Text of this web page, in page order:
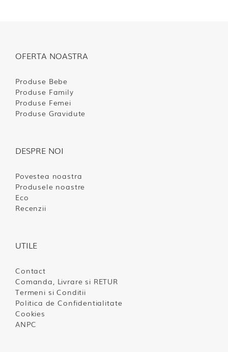
OFERTA NOASTRA
Produse Bebe
Produse Family
Produse Femei
Produse Gravidute
DESPRE NOI
Povestea noastra
Produsele noastre
Eco
Recenzii
UTILE
Contact
Comanda, Livrare si RETUR
Termeni si Conditii
Politica de Confidentialitate
Cookies
ANPC